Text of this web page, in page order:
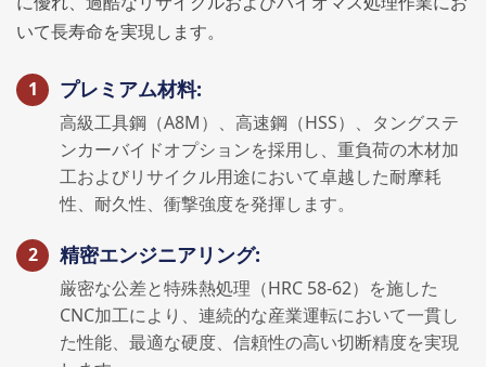
いて長寿命を実現します。
プレミアム材料:
高級工具鋼（A8M）、高速鋼（HSS）、タングステ
ンカーバイドオプションを採用し、重負荷の木材加
工およびリサイクル用途において卓越した耐摩耗
性、耐久性、衝撃強度を発揮します。
精密エンジニアリング:
厳密な公差と特殊熱処理（HRC 58-62）を施した
CNC加工により、連続的な産業運転において一貫し
た性能、最適な硬度、信頼性の高い切断精度を実現